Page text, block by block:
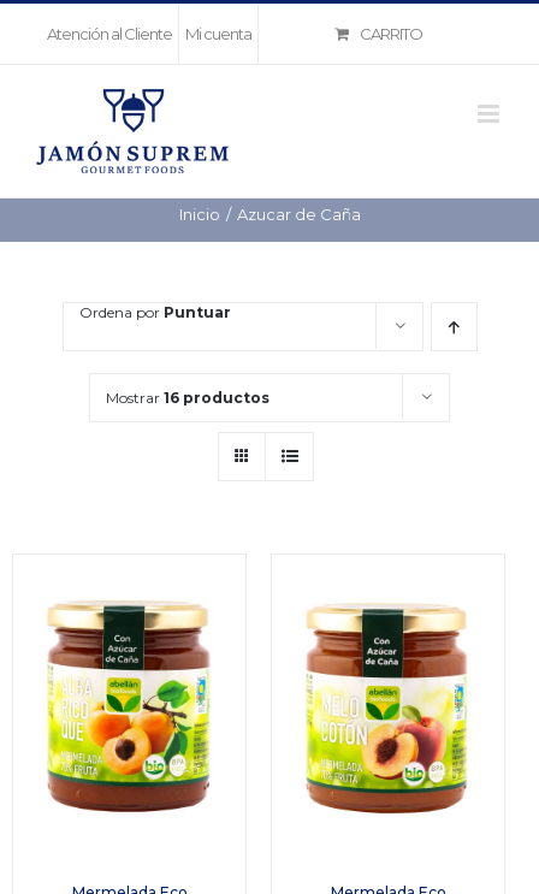
Atención al Cliente Mi cuenta CARRITO
Inicio Azucar de Caña
Ordena por Puntuar
Mostrar 16 productos